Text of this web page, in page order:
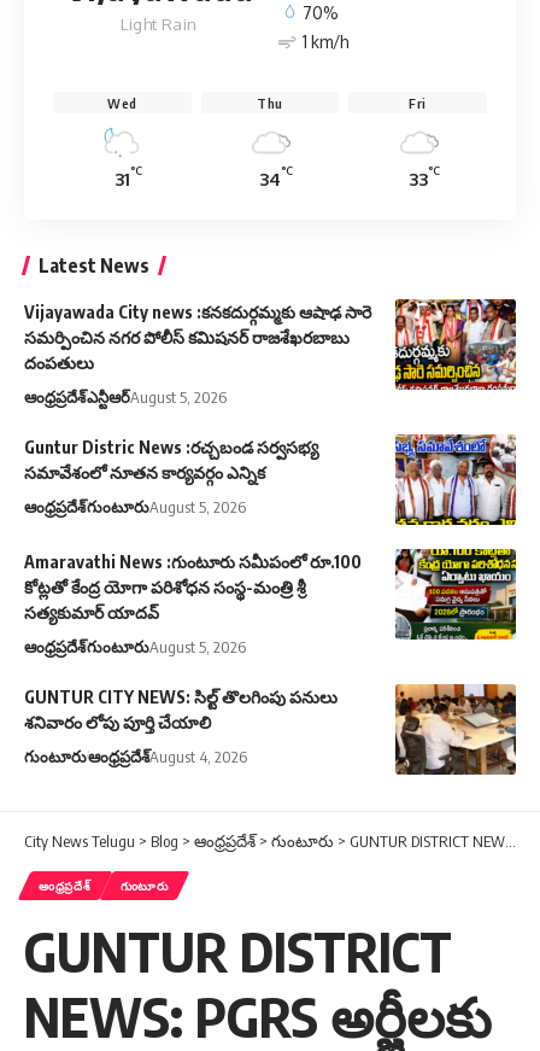
Light Rain
70%
1 km/h
Wed
31°C
Thu
34°C
Fri
33°C
Latest News
Vijayawada City news :కనకదుర్గమ్మకు ఆషాఢ సారె
సమర్పించిన నగర పోలీస్ కమిషనర్ రాజశేఖరబాబు
దంపతులు
ఆంధ్రప్రదేశ్ఎన్టీఆర్August 5, 2026
Guntur Distric News :రచ్చబండ సర్వసభ్య
సమావేశంలో నూతన కార్యవర్గం ఎన్నిక
ఆంధ్రప్రదేశ్గుంటూరుAugust 5, 2026
Amaravathi News :గుంటూరు సమీపంలో రూ.100
కోట్లతో కేంద్ర యోగా పరిశోధన సంస్థ-మంత్రి శ్రీ
సత్యకుమార్ యాదవ్
ఆంధ్రప్రదేశ్గుంటూరుAugust 5, 2026
GUNTUR CITY NEWS: సిల్ట్ తొలగింపు పనులు
శనివారం లోపు పూర్తి చేయాలి
గుంటూరుఆంధ్రప్రదేశ్August 4, 2026
City News Telugu > Blog > ఆంధ్రప్రదేశ్> గుంటూరు > GUNTUR DISTRICT NEWS: PGRS అర్జీలకు నాణ్యమైన పరిష్కారం చూపాలి: కలెక్టర్
ఆంధ్రప్రదేశ్ గుంటూరు
GUNTUR DISTRICT
NEWS: PGRS అర్జీలకు